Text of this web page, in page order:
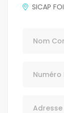
SICAP